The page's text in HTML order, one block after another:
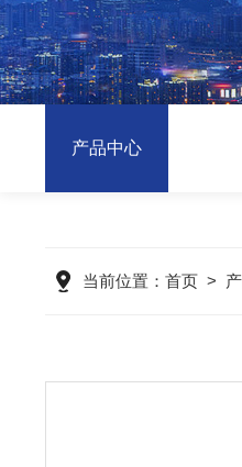
产品中心
当前位置： 首页>